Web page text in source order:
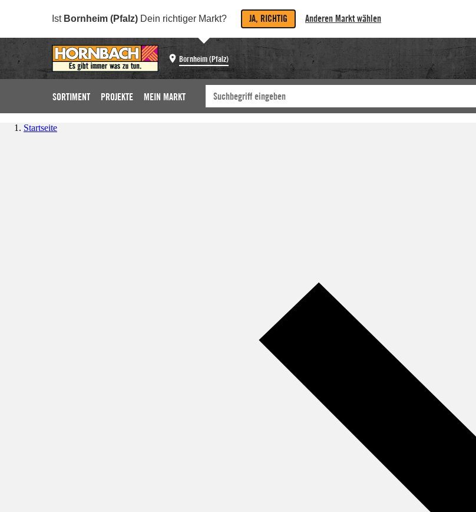
Ist Bornheim (Pfalz) Dein richtiger Markt? JA, RICHTIG Anderen Markt wählen
Bornheim (Pfalz)
SORTIMENT PROJEKTE MEIN MARKT
Startseite